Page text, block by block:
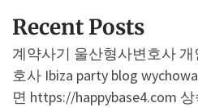
Recent Posts
계약사기 울산형사변호사 개
호사 Ibiza party blog
면 https://happybase4.com